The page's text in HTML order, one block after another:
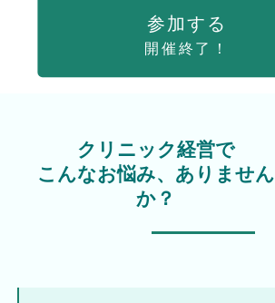
参加する
開催終了！
クリニック経営で
こんなお悩み、ありません
か？